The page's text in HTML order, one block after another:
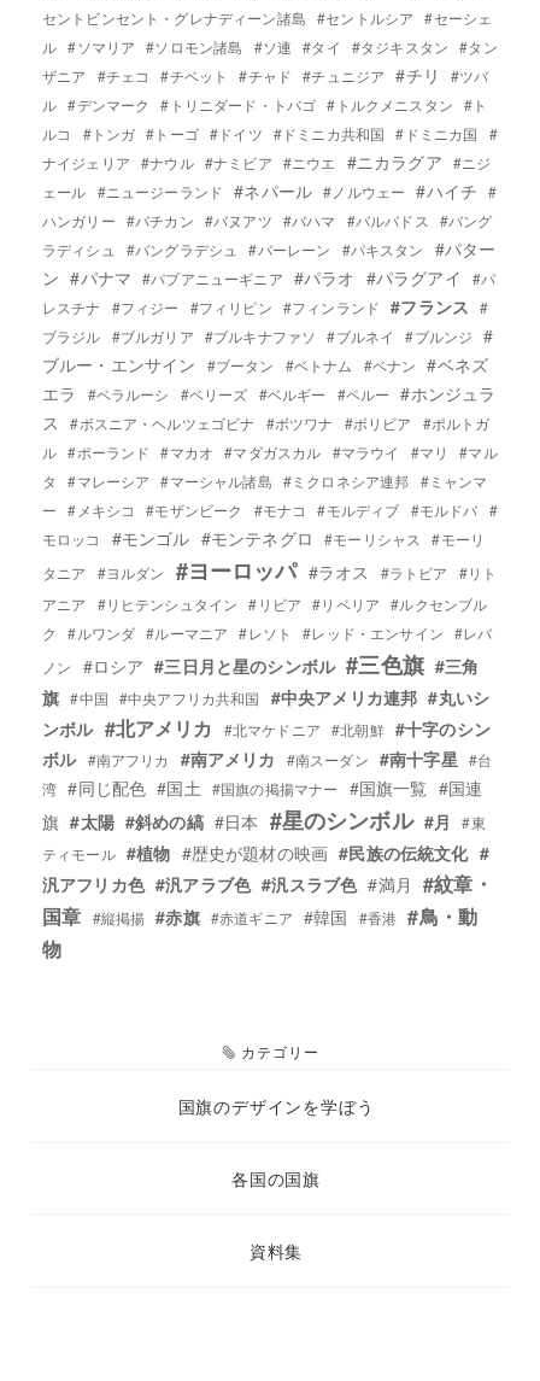
セントビンセント・グレナディーン諸島 #セントルシア
#セーシェ
ル #ソマリア #ソロモン諸島 #ソ連 #タイ #タジキスタン
#タン
ザニア
#チェコ #チベット #チャド #チュニジア #チリ
#ツバ
ル #デンマーク #トリニダード・トバゴ #トルクメニスタン #ト
ルコ
#トンガ #トーゴ #ドイツ #ドミニカ共和国 #ドミニカ国
#
ナイジェリア #ナウル #ナミビア #ニウエ #ニカラグア #ニジ
ェール #ニュージーランド #ネパール #ノルウェー #ハイチ
#
ハンガリー #バチカン #バヌアツ #バハマ #バルバドス
#バング
ラディシュ
#バングラデシュ #バーレーン #パキスタン
#パター
ン #パナマ #パプアニューギニア #パラオ #パラグアイ
#パ
レスチナ
#フィジー #フィリピン #フィンランド #フランス
#
ブラジル #ブルガリア #ブルキナファソ #ブルネイ #ブルンジ
#
ブルー・エンサイン
#ブータン #ベトナム #ベナン
#ベネズ
エラ
#ベラルーシ #ベリーズ #ベルギー #ペルー
#ホンジュラ
ス
#ボスニア・ヘルツェゴビナ #ボツワナ #ボリビア
#ポルトガ
ル #ポーランド #マカオ #マダガスカル #マラウイ #マリ
#マル
タ
#マレーシア #マーシャル諸島 #ミクロネシア連邦 #ミャンマ
ー
#メキシコ #モザンビーク #モナコ #モルディブ #モルドバ #
モロッコ
#モンゴル #モンテネグロ #モーリシャス
#モーリ
タニア
#ヨルダン #ヨーロッパ #ラオス #ラトビア
#リト
アニア
#リヒテンシュタイン #リビア #リベリア
#ルクセンブル
ク
#ルワンダ #ルーマニア #レソト #レッド・エンサイン #レバ
ノン
#ロシア #三日月と星のシンボル #三色旗 #三角
旗 #中国 #中央アフリカ共和国 #中央アメリカ連邦 #丸いシ
ンボル #北アメリカ #北マケドニア #北朝鮮 #十字のシン
ボル #南アフリカ #南アメリカ #南スーダン #南十字星 #台
湾 #同じ配色 #国土 #国旗の掲揚マナー #国旗一覧 #国連
旗 #太陽 #斜めの縞 #日本 #星のシンボル #月
#東
ティモール #植物 #歴史が題材の映画 #民族の伝統文化 #
汎アフリカ色 #汎アラブ色 #汎スラブ色 #満月
#紋章・
国章 #縦掲揚 #赤旗 #赤道ギニア #韓国 #香港 #鳥・動
物
カテゴリー
国旗のデザインを学ぼう
各国の国旗
資料集